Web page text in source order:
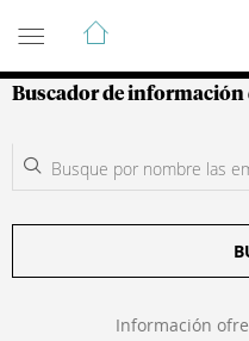
Guía de
Buscador de información
Información